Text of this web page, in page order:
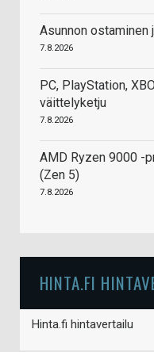
Asunnon ostaminen
7.8.2026
PC, PlayStation,
väittelyketju
7.8.2026
AMD Ryzen 9000 -
(Zen 5)
7.8.2026
HINTA.FI
Hinta.fi hintavertailu